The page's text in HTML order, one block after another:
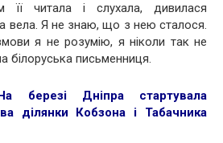
її читала і слухала, дивилася
вела. Я не знаю, що з нею сталося.
я не розумію, я ніколи так не
білоруська письменниця.
березі Дніпра стартувала
ділянки Кобзона і Табачника